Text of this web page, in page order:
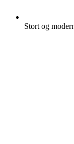
Stort og